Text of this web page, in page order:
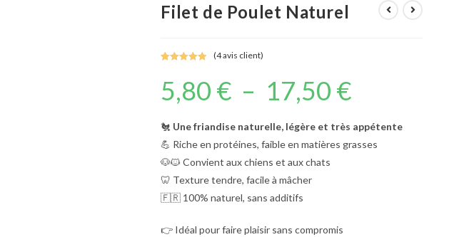
Filet de Poulet Naturel
sur 5
basé sur
client
(4avis client)
5,80 € – 17,50 €Plage
prix :
17,50 €
🐔 Une friandise naturelle, légère et très appétente
💪 Riche en protéines, faible en matières grasses
🐶🐱 Convient aux chiens et aux chats
🦷 Texture tendre, facile à mâcher
🇫🇷 100% naturel, sans additifs
👉 Idéal pour faire plaisir sans compromis